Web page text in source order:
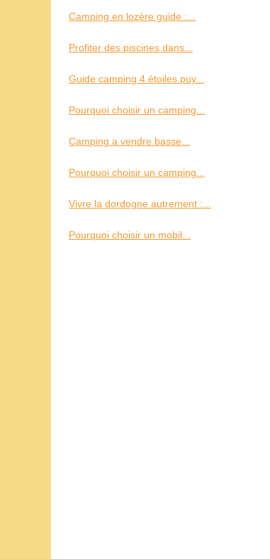
Camping en lozère guide :...
Profiter des piscines dans...
Guide camping 4 étoiles puy...
Pourquoi choisir un camping...
Camping a vendre basse...
Pourquoi choisir un camping...
Vivre la dordogne autrement :...
Pourquoi choisir un mobil...